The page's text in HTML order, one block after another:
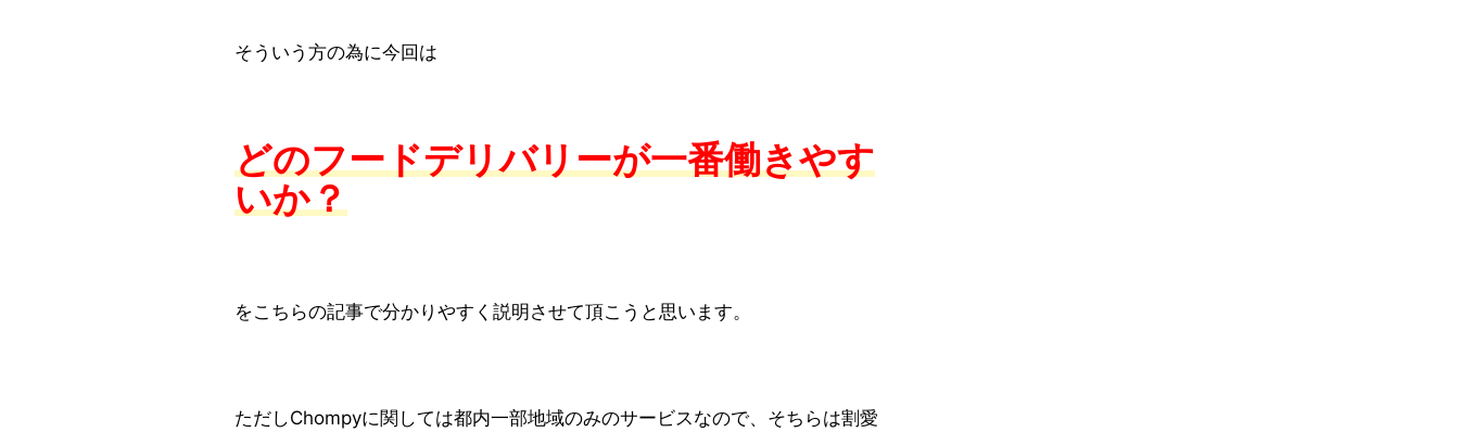
そういう方の為に今回は
どのフードデリバリーが一番働きやす
いか？
をこちらの記事で分かりやすく説明させて頂こうと思います。
ただしChompyに関しては都内一部地域のみのサービスなので、そちらは割愛